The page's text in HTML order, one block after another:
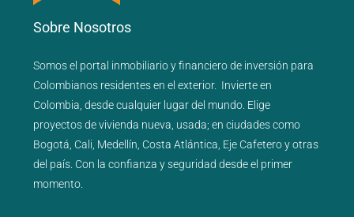
Sobre Nosotros
Somos el portal inmobiliarioyfinancierode inversión para
Colombianos residentes en el exterior. Invierte en
Colombia, desde cualquier lugar del mundo. Elige
proyectos devivienda nueva usada; en ciudades como
Bogotá Cali Medellín Costa Atlántica Eje Cafeteroyotras
del país . Con la confianza y seguridad desde el primer
momento.